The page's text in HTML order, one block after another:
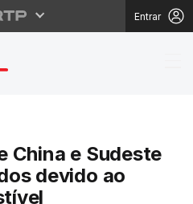
Entrar
entre
China e Sudeste
devido ao